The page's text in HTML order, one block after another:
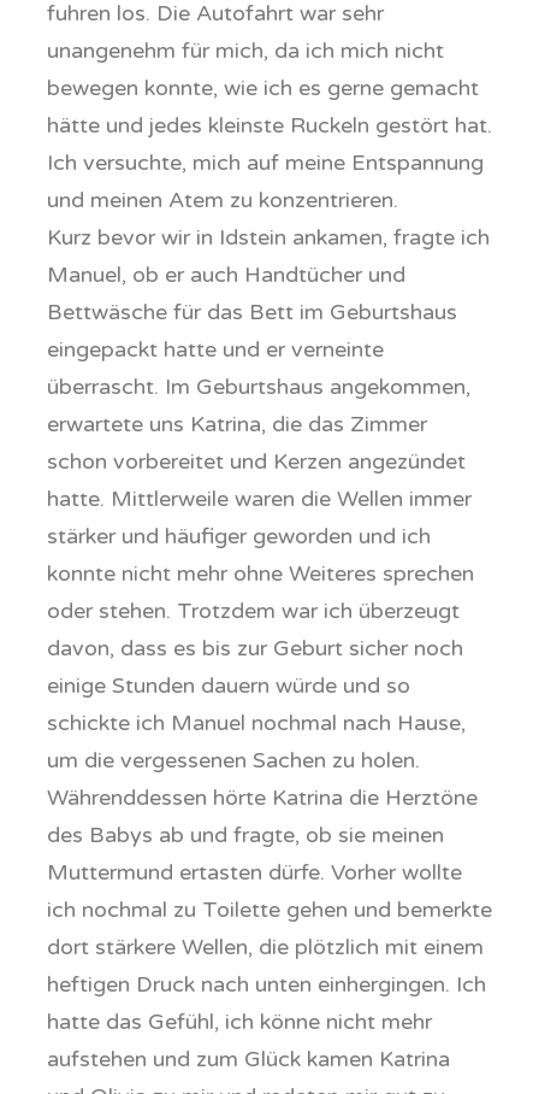
fuhren los. Die Autofahrt war sehr
unangenehm für mich, da ich mich nicht
bewegen konnte, wie ich es gerne gemacht
hätte und jedes kleinste Ruckeln gestört hat.
Ich versuchte, mich auf meine Entspannung
und meinen Atem zu konzentrieren.
Kurz bevor wir in Idstein ankamen, fragte ich
Manuel, ob er auch Handtücher und
Bettwäsche für das Bett im Geburtshaus
eingepackt hatte und er verneinte
überrascht. Im Geburtshaus angekommen,
erwartete uns Katrina, die das Zimmer
schon vorbereitet und Kerzen angezündet
hatte. Mittlerweile waren die Wellen immer
stärker und häufiger geworden und ich
konnte nicht mehr ohne Weiteres sprechen
oder stehen. Trotzdem war ich überzeugt
davon, dass es bis zur Geburt sicher noch
einige Stunden dauern würde und so
schickte ich Manuel nochmal nach Hause,
um die vergessenen Sachen zu holen.
Währenddessen hörte Katrina die Herztöne
des Babys ab und fragte, ob sie meinen
Muttermund ertasten dürfe. Vorher wollte
ich nochmal zu Toilette gehen und bemerkte
dort stärkere Wellen, die plötzlich mit einem
heftigen Druck nach unten einhergingen. Ich
hatte das Gefühl, ich könne nicht mehr
aufstehen und zum Glück kamen Katrina